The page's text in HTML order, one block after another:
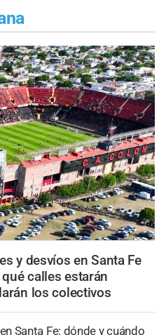
y desvíos en Santa Fe
calles estarán
los colectivos
Santa Fe: dónde y cuándo